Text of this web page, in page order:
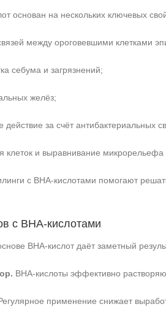
основан на нескольких ключевых
между ороговевшими клетками
себума и загрязнений;
желёз;
действие за счёт антибактериальных
клеток и выравнивание микрорельефа
с BHA‑кислотами помогают
с BHA‑кислотами
BHA‑кислот даёт заметный
BHA‑кислоты эффективно
применение снижает